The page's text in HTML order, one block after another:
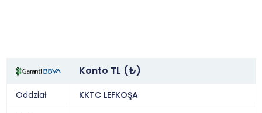
Konto TL (₺)
Oddział
KKTC LEFKOŞA